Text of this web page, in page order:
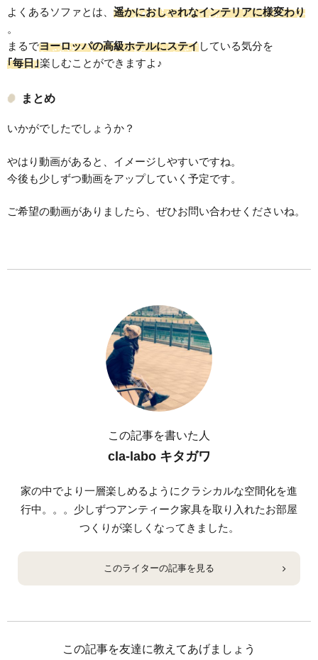
よくあるソファとは、 遥かにおしゃれなインテリアに様変わり
。
まるでヨーロッパの高級ホテルにステイしている気分を
｢毎日｣楽しむことができますよ♪
まとめ
いかがでしたでしょうか？
やはり動画があると、イメージしやすいですね。
今後も少しずつ動画をアップしていく予定です。
ご希望の動画がありましたら、ぜひお問い合わせくださいね。
この記事を書いた人
cla-labo キタガワ
このライターの記事を見る
家の中でより一層楽しめるようにクラシカルな空間化を進
行中。。。少しずつアンティーク家具を取り入れたお部屋
つくりが楽しくなってきました。
この記事を友達に教えてあげましょう